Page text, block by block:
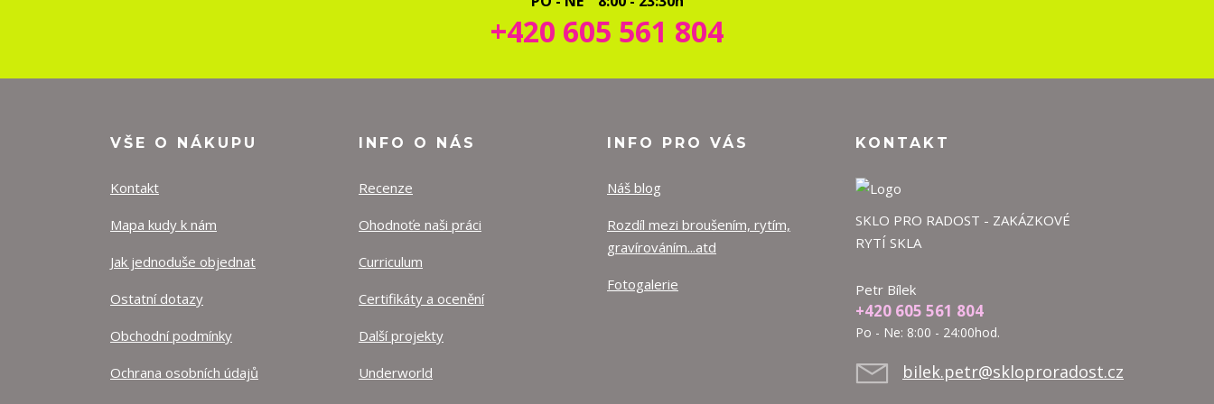
+420 605 561 804
VŠE O NÁKUPU
Kontakt
Mapa kudy k nám
Jak jednoduše objednat
Ostatní dotazy
Obchodní podmínky
Ochrana osobních údajů
INFO O NÁS
Recenze
Ohodnoťe naši práci
Curriculum
Certifikáty a ocenění
Další projekty
Underworld
INFO PRO VÁS
Náš blog
Rozdíl mezi broušením, rytím,
gravírováním...atd
Fotogalerie
KONTAKT
SKLO PRO RADOST - ZAKÁZKOVÉ
RYTÍ SKLA
Petr Bílek
+420 605 561 804
Po - Ne: 8:00 - 24:00hod.
bilek.petr@skloproradost.cz